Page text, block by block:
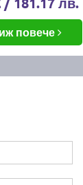
повече